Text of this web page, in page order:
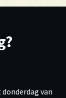
van